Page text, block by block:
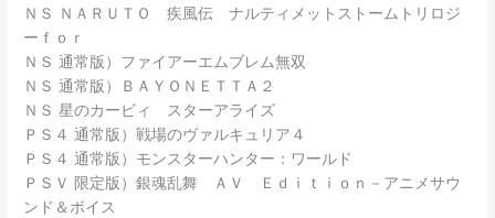
ＮＳ ＮＡＲＵＴＯ 疾風伝 ナルティメットストームトリロジ
ーｆｏｒ
ＮＳ 通常版）ファイアーエムブレム無双
ＮＳ 通常版）ＢＡＹＯＮＥＴＴＡ２
ＮＳ 星のカービィ スターアライズ
ＰＳ４ 通常版）戦場のヴァルキュリア４
ＰＳ４ 通常版）モンスターハンター：ワールド
ＰＳＶ 限定版）銀魂乱舞 ＡＶ Ｅｄｉｔｉｏｎ－アニメサウ
ンド＆ボイス